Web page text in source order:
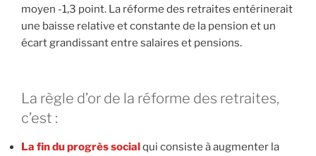
moyen -1,3 point. La réforme des retraites entérinerait
une baisse relative et constante de la pension et un
écart grandissant entre salaires et pensions.
La règle d’or de la réforme des retraites,
c’est :
La fin du progrès socialqui consiste à augmenter la